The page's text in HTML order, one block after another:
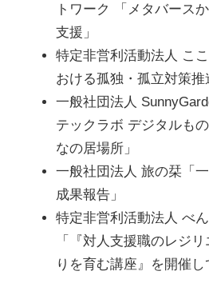
トワーク 「メタバース
支援」
特定非営利活動法人 こ
おける孤独・孤立対策推
一般社団法人
テックラボ デジタルも
なの居場所」
一般社団法人 旅の栞「
成果報告」
特定非営利活動法人 べ
「『対人支援職のレジ
りを育む講座』を開催し